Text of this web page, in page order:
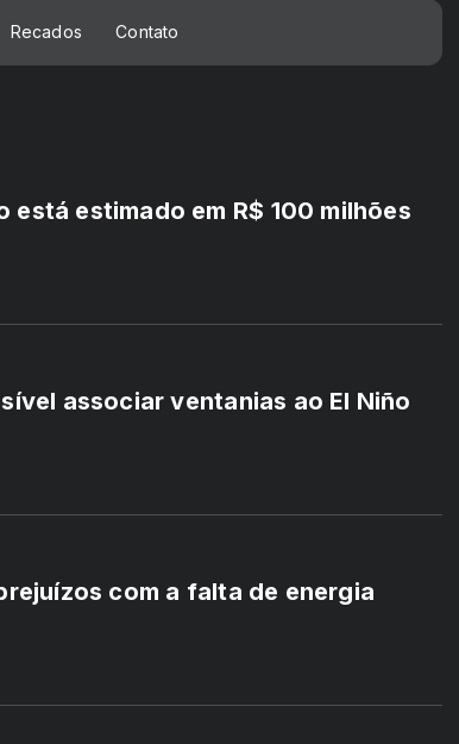
Recados Contato
está estimado em R$ 100 milhões
associar ventanias ao El Niño
com a falta de energia